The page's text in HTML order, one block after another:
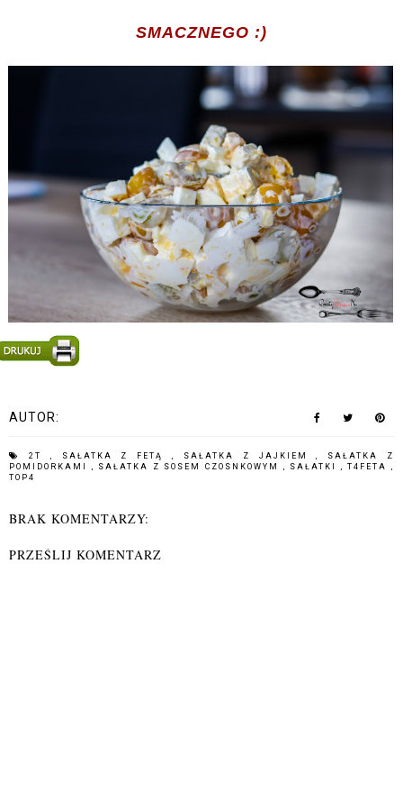
SMACZNEGO :)
AUTOR:
2T SAŁATKA Z FETĄ SAŁATKA Z JAJKIEM
SAŁATKA Z
POMIDORKAMI
SAŁATKA Z SOSEM CZOSNKOWYM SAŁATKI ,T4FETA
TOP4
BRAK KOMENTARZY:
PRZEŚLIJ KOMENTARZ